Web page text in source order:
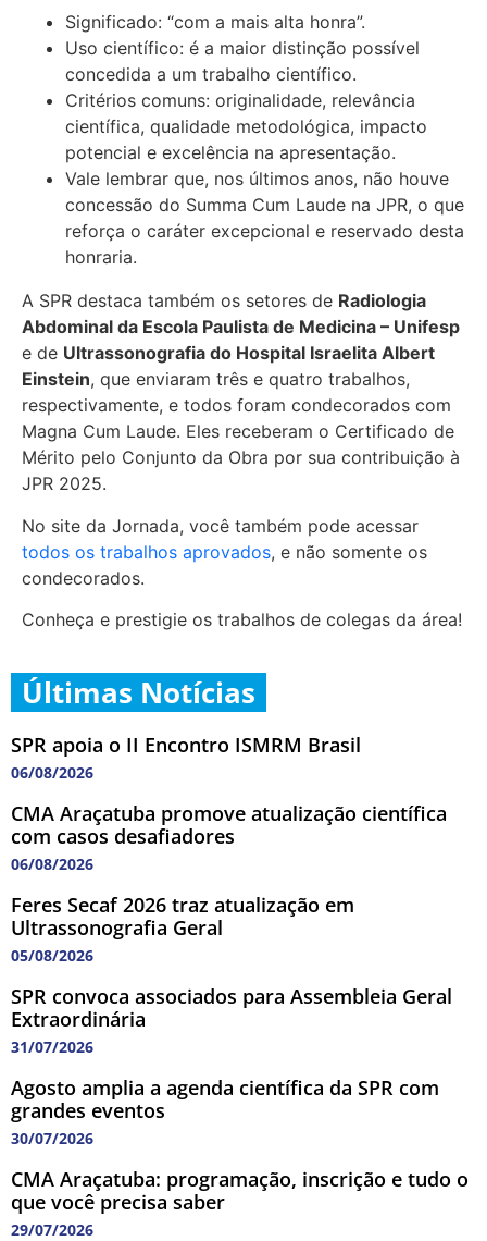
Significado: “com a mais alta honra”.
Uso científico: é a maior distinção possível
concedida a um trabalho científico.
Critérios comuns: originalidade, relevância
científica, qualidade metodológica, impacto
potencial e excelência na apresentação.
Vale lembrar que, nos últimos anos, não houve
concessão do Summa Cum Laude na JPR, o que
reforça o caráter excepcional e reservado desta
honraria.
A SPR destaca também os setores de Radiologia
Abdominal da Escola Paulista de Medicina – Unifesp
e de Ultrassonografia do Hospital Israelita Albert
Einstein, que enviaram três e quatro trabalhos,
respectivamente, e todos foram condecorados com
Magna Cum Laude. Eles receberam o Certificado de
Mérito pelo Conjunto da Obra por sua contribuição à
JPR 2025.
No site da Jornada, você também pode acessar
todos os trabalhos aprovados, e não somente os
condecorados.
Conheça e prestigie os trabalhos de colegas da área!
Últimas Notícias
SPR apoia o II Encontro ISMRM Brasil
06/08/2026
CMA Araçatuba promove atualização científica
com casos desafiadores
06/08/2026
Feres Secaf 2026 traz atualização em
Ultrassonografia Geral
05/08/2026
SPR convoca associados para Assembleia Geral
Extraordinária
31/07/2026
Agosto amplia a agenda científica da SPR com
grandes eventos
30/07/2026
CMA Araçatuba: programação, inscrição e tudo o
que você precisa saber
29/07/2026